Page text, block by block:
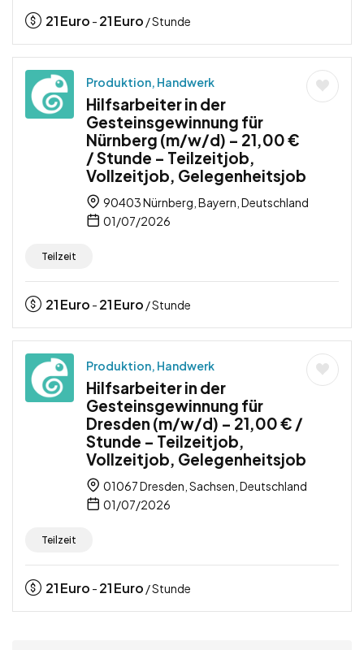
21Euro - 21Euro / Stunde
Produktion, Handwerk
Hilfsarbeiter in der
Gesteinsgewinnung für
Nürnberg (m/w/d) – 21,00 €
/ Stunde – Teilzeitjob,
Vollzeitjob, Gelegenheitsjob
90403 Nürnberg, Bayern, Deutschland
01/07/2026
Teilzeit
21Euro - 21Euro / Stunde
Produktion, Handwerk
Hilfsarbeiter in der
Gesteinsgewinnung für
Dresden (m/w/d) – 21,00 € /
Stunde – Teilzeitjob,
Vollzeitjob, Gelegenheitsjob
01067 Dresden, Sachsen, Deutschland
01/07/2026
Teilzeit
21Euro - 21Euro / Stunde